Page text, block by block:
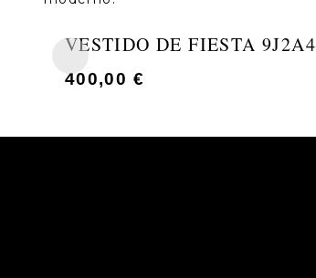
VESTIDO DE FIESTA 9J2A4
400,00 €